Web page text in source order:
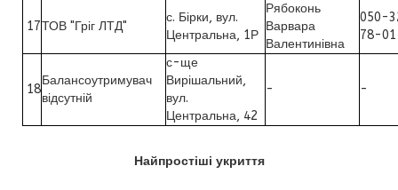
17ТОВ "Гріг ЛТД"
с. Бірки, вул.
Центральна, 1Р
Рябоконь
Варвара
Валентинівна
050-
78-01
18
Балансоутримувач
відсутній
с-ще
Вирішальний,
вул.
Центральна, 42
- -
Найпростіші укриття